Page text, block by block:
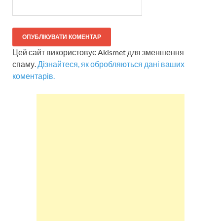
Цей сайт використовує Akismet для зменшення
спаму. Дізнайтеся, як обробляються дані ваших
коментарів.